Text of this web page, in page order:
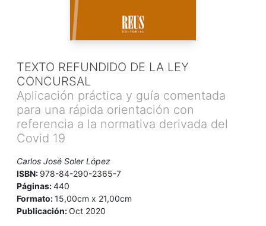
TEXTO REFUNDIDO DE LA LEY
CONCURSAL
Aplicación práctica y guía comentada
para una rápida orientación con
referencia a la normativa derivada del
Covid 19
Carlos José Soler López
ISBN: 978-84-290-2365-7
Páginas:440
Formato:15,00cm x 21,00cm
Publicación:Oct 2020